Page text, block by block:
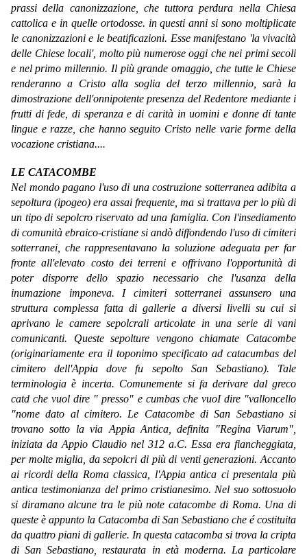
prassi della canonizzazione, che tuttora perdura nella Chiesa
cattolica e in quelle ortodosse. in questi anni si sono moltiplicate
le canonizzazioni e le beatificazioni. Esse manifestano 'la vivacità
delle Chiese locali', molto più numerose oggi che nei primi secoli
e nel primo millennio. Il più grande omaggio, che tutte le Chiese
renderanno a Cristo alla soglia del terzo millennio, sarà la
dimostrazione dell'onnipotente presenza del Redentore mediante i
frutti di fede, di speranza e di carità in uomini e donne di tante
lingue e razze, che hanno seguito Cristo nelle varie forme della
vocazione cristiana....
LE CATACOMBE
Nel mondo pagano l'uso di una costruzione sotterranea adibita a
sepoltura (ipogeo) era assai frequente, ma si trattava per lo più di
un tipo di sepolcro riservato ad una famiglia. Con l'insediamento
di comunità ebraico-cristiane si andò diffondendo l'uso di cimiteri
sotterranei, che rappresentavano la soluzione adeguata per far
fronte all'elevato costo dei terreni e offrivano l'opportunità di
poter disporre dello spazio necessario che l'usanza della
inumazione imponeva. I cimiteri sotterranei assunsero una
struttura complessa fatta di gallerie a diversi livelli su cui si
aprivano le camere sepolcrali articolate in una serie di vani
comunicanti. Queste sepolture vengono chiamate Catacombe
(originariamente era il toponimo specificato ad catacumbas del
cimitero dell'Appia dove fu sepolto San Sebastiano). Tale
terminologia è incerta. Comunemente si fa derivare dal greco
catd che vuol dire " presso" e cumbas che vuoI dire "valloncello
"nome dato al cimitero. Le Catacombe di San Sebastiano si
trovano sotto la via Appia Antica, definita "Regina Viarum",
iniziata da Appio Claudio nel 312 a.C. Essa era fiancheggiata,
per molte miglia, da sepolcri di più di venti generazioni. Accanto
ai ricordi della Roma classica, l'Appia antica ci presentala più
antica testimonianza del primo cristianesimo. Nel suo sottosuolo
si diramano alcune tra le più note catacombe di Roma. Una di
queste è appunto la Catacomba di San Sebastiano che é costituita
da quattro piani di gallerie. In questa catacomba si trova la cripta
di San Sebastiano, restaurata in età moderna. La particolare